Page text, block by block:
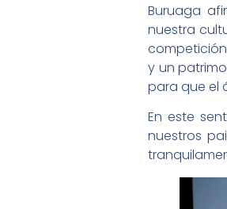
Buruaga
nuestra
y un
para que el
En este
nuestros